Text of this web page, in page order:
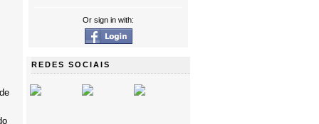
Or sign in with:
REDES SOCIAIS